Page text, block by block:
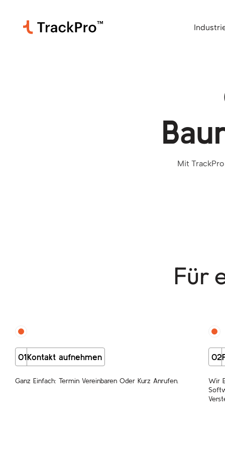
Mit
Für
01Kontakt aufnehmen
Ganz Einfach: Termin Vereinbaren Oder Kurz Anrufen.
02
Wir